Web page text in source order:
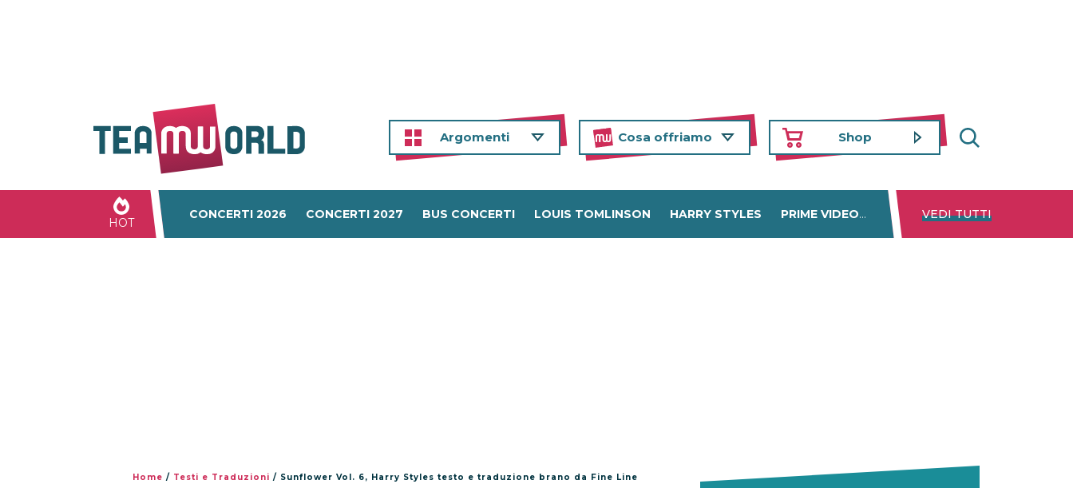
Argomenti Cosa offriamo Shop
HOT
CONCERTI 2026 CONCERTI 2027 BUS CONCERTI LOUIS TOMLINSON HARRY STYLES PRIME VIDEO DISNEY+ NETFLIX
VEDI TUTTI
Home / Testi e Traduzioni / Sunflower Vol. 6, Harry Styles testo e traduzione brano da Fine Line